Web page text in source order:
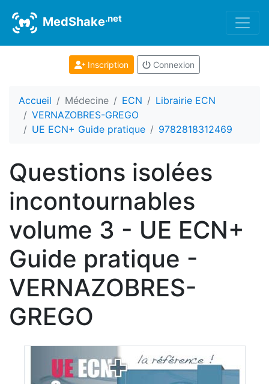
MedShake.net
Inscription Connexion
Accueil Médecine ECN
Librairie ECN
VERNAZOBRES-GREGO
UE ECN+ Guide pratique
9782818312469
Questions isolées
incontournables
volume 3 - UE ECN+
Guide pratique -
VERNAZOBRES-
GREGO